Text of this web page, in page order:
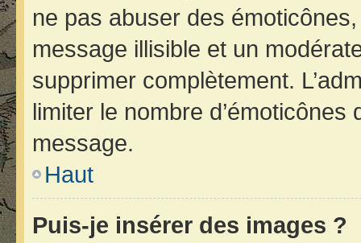
ne pas abuser des
message illisible et un
supprimer complètement.
limiter le nombre
message.
Haut
Puis-je insérer des images ?